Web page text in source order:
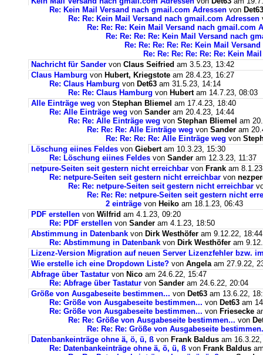
Re: Kein Mail Versand nach gmail.com Adressen von Det63
Re: Re: Kein Mail Versand nach gmail.com Adressen
Re: Re: Re: Kein Mail Versand nach gmail.com
Re: Re: Re: Re: Kein Mail Versand nach
Re: Re: Re: Re: Re: Kein Mail
Re: Re: Re: Re: Re: Re: Kein
Nachricht für Sander von Claus Seifried am 3.5.23, 13:42
Claus Hamburg von Hubert, Kriegstote am 28.4.23, 16:27
Re: Claus Hamburg von Det63 am 31.5.23, 14:14
Re: Re: Claus Hamburg von Hubertam 14.7.23, 08:03
Alle Einträge weg von Stephan Bliemel am 17.4.23, 18:40
Re: Alle Einträge weg von Sander am 20.4.23, 14:44
Re: Re: Alle Einträge weg von Stephan Bliemel am
Re: Re: Re: Alle Einträge weg von Sander am
Re: Re: Re: Re: Alle Einträge weg von
Löschung eiines Feldes von Giebertam 10.3.23, 15:30
Re: Löschung eiines Feldes von Sander am 12.3.23, 11:37
netpure-Seiten seit gestern nicht erreichbar von Frank am
Re: netpure-Seiten seit gestern nicht erreichbar von
Re: Re: netpure-Seiten seit gestern nicht erreichbar
Re: Re: Re: netpure-Seiten seit gestern nicht
2 einträge von Heiko am 18.1.23, 06:43
PDF erstellen von Wilfrid am 4.1.23, 09:20
Re: PDF erstellen von Sander am 4.1.23, 18:50
Abstimmung in Datenbank von Dirk Westhöfer am 9.12.22, 18:44
Re: Abstimmung in Datenbank von Dirk Westhöfer am
Lizenz-Version Migration auf neuen Server Lizenzfehler bzw.
Wie erstelle ich eine Dropdown Liste? von Angela am 27.9.22,
Abfrage über Tastatur von Nico am 24.6.22, 15:47
Re: Abfrage über Tastatur von Sander am 24.6.22, 20:04
Größe von Ausgabeseite bestimmen... von Det63 am 13.6.22,
Re: Größe von Ausgabeseite bestimmen... von Det63 am
Re: Größe von Ausgabeseite bestimmen... von Friesecke
Re: Re: Größe von Ausgabeseite bestimmen... von
Re: Re: Re: Größe von Ausgabeseite
Datenbankeinträge ohne ä, ö, ü, ß von Frank Baldus am
Re: Datenbankeinträge ohne ä, ö, ü, ß von Frank Baldus